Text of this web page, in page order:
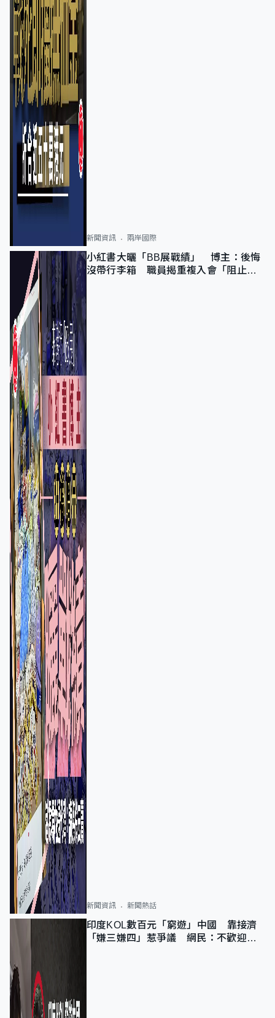
新聞資訊 兩岸國際
小紅書大曬「BB展戰績」 博主：後悔
沒帶行李箱 職員揭重複入會「阻止唔
新聞資訊 新聞熱話
印度KOL數百元「窮遊」中國 靠接濟
「嫌三嫌四」惹爭議 網民：不歡迎劣